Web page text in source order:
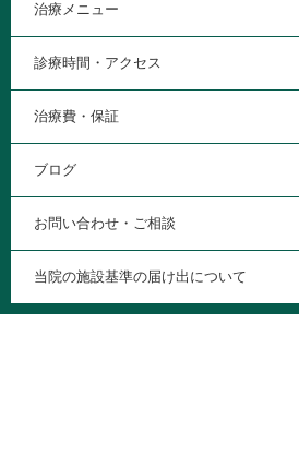
治療メニュー
診療時間・アクセス
治療費・保証
ブログ
お問い合わせ・ご相談
当院の施設基準の届け出について